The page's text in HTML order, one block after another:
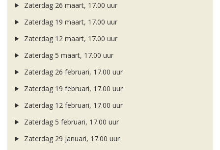
Zaterdag 26 maart, 17.00 uur
Zaterdag 19 maart, 17.00 uur
Zaterdag 12 maart, 17.00 uur
Zaterdag 5 maart, 17.00 uur
Zaterdag 26 februari, 17.00 uur
Zaterdag 19 februari, 17.00 uur
Zaterdag 12 februari, 17.00 uur
Zaterdag 5 februari, 17.00 uur
Zaterdag 29 januari, 17.00 uur